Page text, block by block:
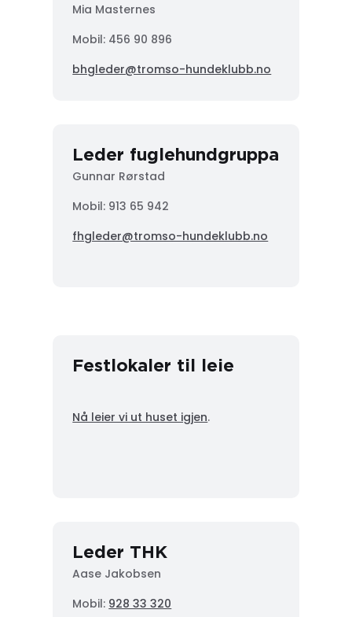
Mia Masternes
Mobil: 456 90 896
bhgleder@tromso-hundeklubb.no
Leder fuglehundgruppa
Gunnar Rørstad
Mobil: 913 65 942
fhgleder@tromso-hundeklubb.no
Festlokaler til leie
Nå leier vi ut huset igjen.
Leder THK
Aase Jakobsen
Mobil: 928 33 320